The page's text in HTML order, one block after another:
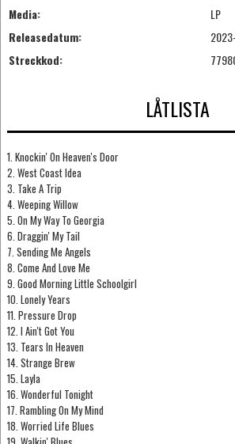
Media:
LP
Releasedatum:
Streckkod:
LÅTLISTA
1. Knockin' On Heaven's Door
2. West Coast Idea
3. Take A Trip
4. Weeping Willow
5. On My Way To Georgia
6. Draggin' My Tail
7. Sending Me Angels
8. Come And Love Me
9. Good Morning Little Schoolgirl
10. Lonely Years
11. Pressure Drop
12. I Ain't Got You
13. Tears In Heaven
14. Strange Brew
15. Layla
16. Wonderful Tonight
17. Rambling On My Mind
18. Worried Life Blues